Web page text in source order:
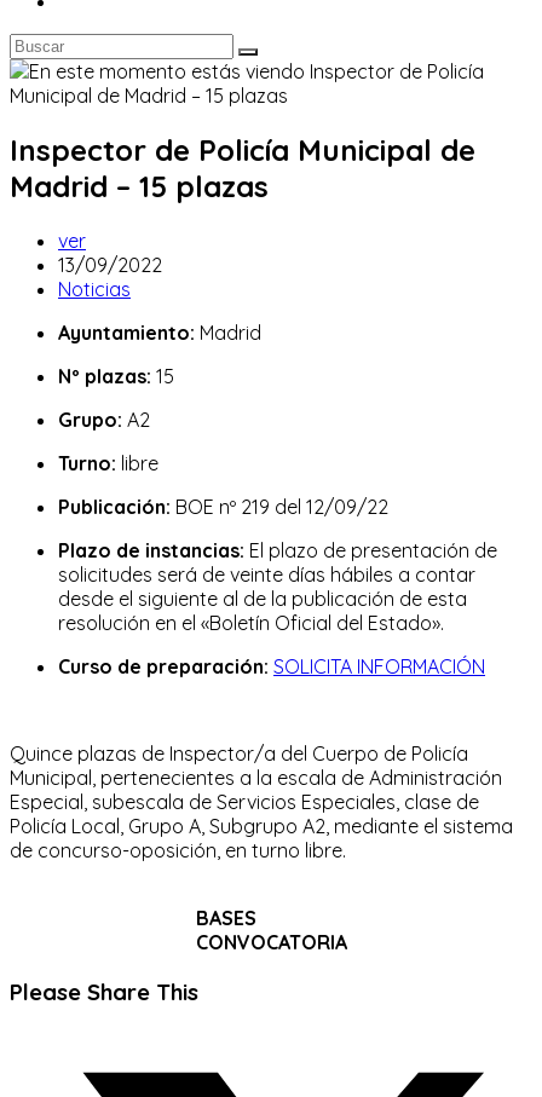
Inspector de Policía Municipal de
Madrid – 15 plazas
Autor
de
la
ver
Publicación
de
entrada:
13/09/2022
Categoría
la
Noticias
Ayuntamiento: Madrid
Nº plazas: 15
Grupo: A2
Turno: libre
Publicación: BOE nº 219 del 12/09/22
Plazo de instancias: El plazo de presentación de
solicitudes será de veinte días hábiles a contar
desde el siguiente al de la publicación de esta
resolución en el «Boletín Oficial del Estado».
Curso de preparación: SOLICITA INFORMACIÓN
Quince plazas de Inspector/a del Cuerpo de Policía
Municipal, pertenecientes a la escala de Administración
Especial, subescala de Servicios Especiales, clase de
Policía Local, Grupo A, Subgrupo A2, mediante el sistema
de concurso-oposición, en turno libre.
BASES
CONVOCATORIA
Please Share ThisCompartir